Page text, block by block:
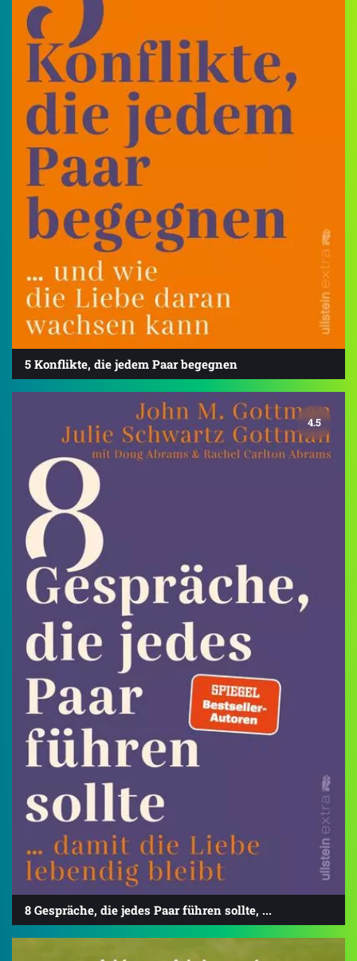
5 Konflikte, die jedem Paar begegnen
4.5
8 Gespräche, die jedes Paar führen sollte, ...